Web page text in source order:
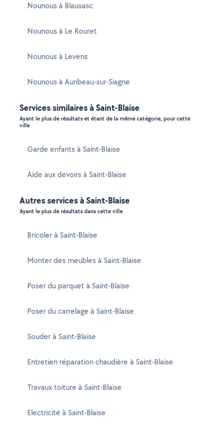
Nounous à Blausasc
Nounous à Le Rouret
Nounous à Levens
Nounous à Auribeau-sur-Siagne
Services similaires à Saint-Blaise
Ayant le plus de résultats et étant de la même catégorie, pour cette
ville
Garde enfants à Saint-Blaise
Aide aux devoirs à Saint-Blaise
Autres services à Saint-Blaise
Ayant le plus de résultats dans cette ville
Bricoler à Saint-Blaise
Monter des meubles à Saint-Blaise
Poser du parquet à Saint-Blaise
Poser du carrelage à Saint-Blaise
Souder à Saint-Blaise
Entretien réparation chaudière à Saint-Blaise
Travaux toiture à Saint-Blaise
Electricité à Saint-Blaise